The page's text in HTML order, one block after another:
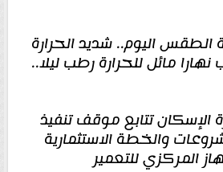
الطقس اليوم.. شديد الحرارة
مائل للحرارة رطب ليلا..
الإسكان تتابع موقف تنفيذ
والخطة الاستثمارية
المركزي للتعمير